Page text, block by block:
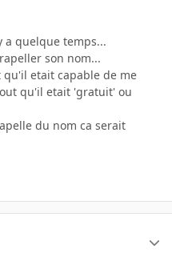
a quelque temps...
son nom...
qu'il etait capable de me
qu'il etait 'gratuit' ou
du nom ca serait